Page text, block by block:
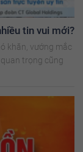
tin vui mới?
khăn, vướng mắc
trọng cũng